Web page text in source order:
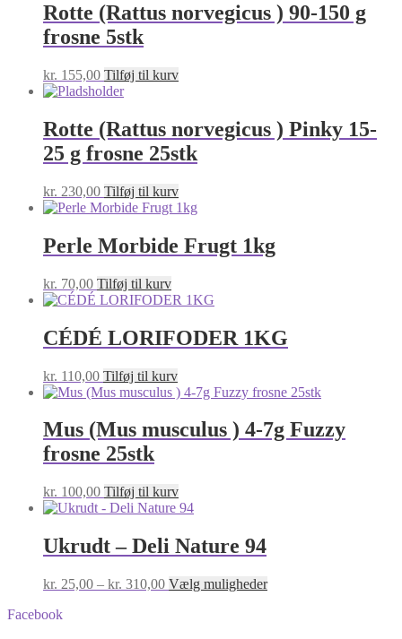
Rotte (Rattus norvegicus ) 90-150 g
frosne 5stk
kr. 155,00 Tilføj til kurv
Rotte (Rattus norvegicus ) Pinky 15-
25 g frosne 25stk
kr. 230,00 Tilføj til kurv
Perle Morbide Frugt 1kg
kr. 70,00 Tilføj til kurv
CÉDÉ LORIFODER 1KG
kr. 110,00 Tilføj til kurv
Mus (Mus musculus ) 4-7g Fuzzy
frosne 25stk
kr. 100,00 Tilføj til kurv
Ukrudt – Deli Nature 94
kr. 25,00 – kr. 310,00Prisinterval:
Vælg mulighederDette
Facebook